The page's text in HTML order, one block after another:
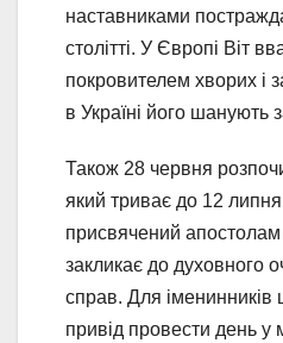
наставниками постраждав
столітті. У Європі Віт
покровителем хворих і
в Україні його шанують
Також 28 червня
який триває до 12
присвячений апостолам
закликає до духовного
справ. Для іменинників
привід провести день у